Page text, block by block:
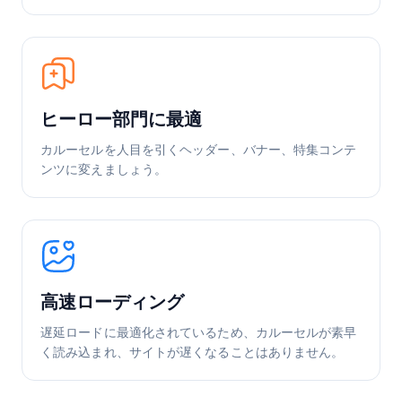
ヒーロー部門に最適
カルーセルを人目を引くヘッダー、バナー、特集コンテ
ンツに変えましょう。
高速ローディング
遅延ロードに最適化されているため、カルーセルが素早
く読み込まれ、サイトが遅くなることはありません。